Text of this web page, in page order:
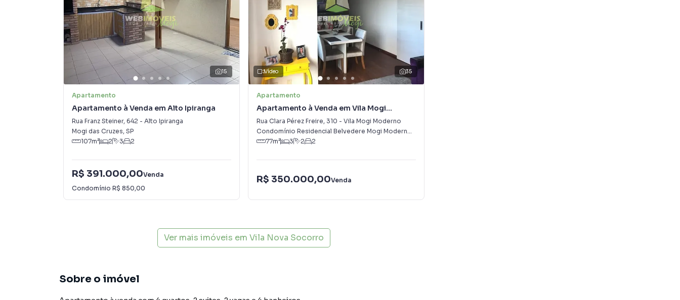
15
Apartamento
Apartamento à Venda em Alto Ipiranga
Rua Franz Steiner, 642 - Alto Ipiranga
Mogi das Cruzes, SP
107m² 2 3 2
R$ 391.000,00Venda
Condomínio R$ 850,00
35
Vídeo
Apartamento
Apartamento à Venda em Vila Mogi
Moderno
Rua Clara Pérez Freire, 310 - Vila Mogi Moderno
Condomínio Residencial Belvedere Mogi Moderno II
77m² 3 2 2
R$ 350.000,00Venda
Ver mais imóveis em Vila Nova Socorro
Sobre o imóvel